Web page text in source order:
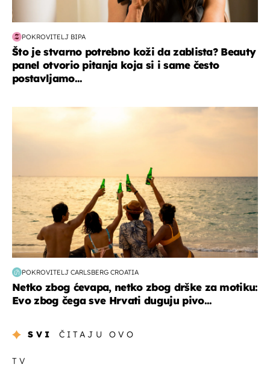
POKROVITELJ BIPA
Što je stvarno potrebno koži da zablista? Beauty
panel otvorio pitanja koja si i same često
postavljamo...
POKROVITELJ CARLSBERG CROATIA
Netko zbog ćevapa, netko zbog drške za motiku:
Evo zbog čega sve Hrvati duguju pivo...
SVI ČITAJU OVO
TV